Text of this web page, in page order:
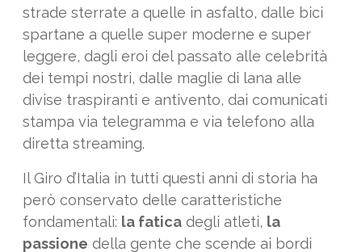
strade sterrate a quelle in asfalto, dalle bici
spartane a quelle super moderne e super
leggere, dagli eroi del passato alle celebrità
dei tempi nostri, dalle maglie di lana alle
divise traspiranti e antivento, dai comunicati
stampa via telegramma e via telefono alla
diretta streaming.
Il Giro d’Italia in tutti questi anni di storia ha
però conservato delle caratteristiche
fondamentali: la fatica degli atleti, la
passione della gente che scende ai bordi